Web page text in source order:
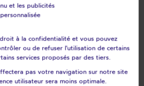
Morlaix
Peumérit
Pleuven
Pleyber-christ
et les publicités
à la confidentialité et vous pouvez
ou de refuser l'utilisation de certains
services proposés par des tiers.
pas votre navigation sur notre site
utilisateur sera moins optimale.